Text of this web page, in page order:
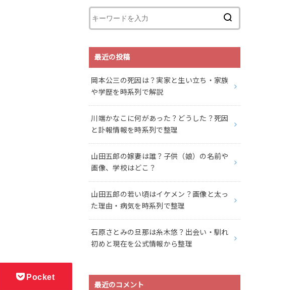
Pocket
最近の投稿
岡本公三の死因は？実家と生い立ち・家族
や学歴を時系列で解説
川端かなこに何があった？どうした？死因
と訃報情報を時系列で整理
山田五郎の嫁妻は誰？子供（娘）の名前や
画像、学校はどこ？
山田五郎の若い頃はイケメン？画像と太っ
た理由・病気を時系列で整理
石原さとみの旦那は糸木悠？出会い・馴れ
初めと現在を公式情報から整理
最近のコメント